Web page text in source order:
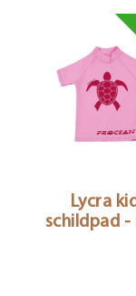
Lycra
schildpad